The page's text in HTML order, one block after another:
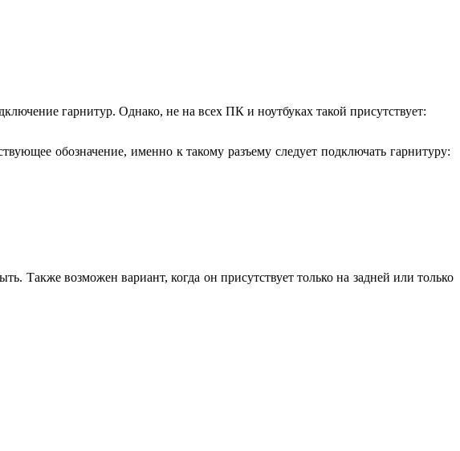
гарнитур. Однако, не на всех ПК и ноутбуках такой присутствует:
обозначение, именно к такому разъему следует подключать гарнитуру:
Также возможен вариант, когда он присутствует только на задней или только